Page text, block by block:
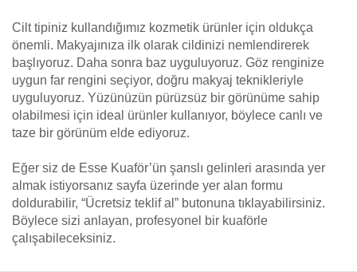
Cilt tipiniz kullandığımız kozmetik ürünler için oldukça
önemli. Makyajınıza ilk olarak cildinizi nemlendirerek
başlıyoruz. Daha sonra baz uyguluyoruz. Göz renginize
uygun far rengini seçiyor, doğru makyaj teknikleriyle
uyguluyoruz. Yüzünüzün pürüzsüz bir görünüme sahip
olabilmesi için ideal ürünler kullanıyor, böylece canlı ve
taze bir görünüm elde ediyoruz.
Eğer siz de Esse Kuaför’ün şanslı gelinleri arasında yer
almak istiyorsanız sayfa üzerinde yer alan formu
doldurabilir, “Ücretsiz teklif al” butonuna tıklayabilirsiniz.
Böylece sizi anlayan, profesyonel bir kuaförle
çalışabileceksiniz.